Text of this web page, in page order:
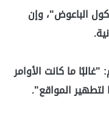
الباعوض"، وإن
ما كانت الأوامر
المواقع".